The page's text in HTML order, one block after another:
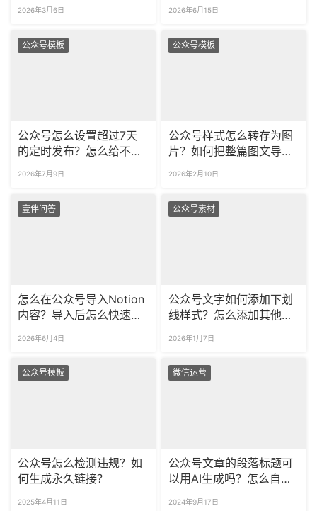
2026年3月6日 2026年6月15日
公众号模板
公众号怎么设置超过7天
的定时发布？怎么给不同
2026年7月9日
公众号模板
公众号样式怎么转存为图
片？如何把整篇图文导出
2026年2月10日
壹伴问答
怎么在公众号导入Notion
内容？导入后怎么快速排
2026年6月4日
公众号素材
公众号文字如何添加下划
线样式？怎么添加其他颜
2026年1月7日
公众号模板
公众号怎么检测违规？如
何生成永久链接？
2025年4月11日
微信运营
公众号文章的段落标题可
以用AI生成吗？怎么自动
2024年9月17日